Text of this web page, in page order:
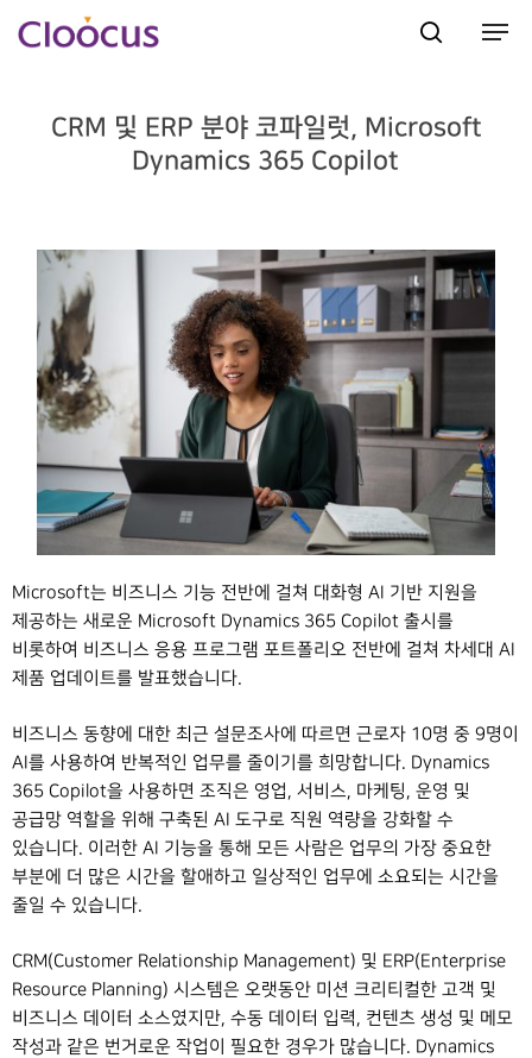
Hit enter to search or ESC to close
CRM 및 ERP 분야 코파일럿, Microsoft
Dynamics 365 Copilot
Microsoft는 비즈니스 기능 전반에 걸쳐 대화형 AI 기반 지원을
제공하는 새로운 Microsoft Dynamics 365 Copilot 출시를
비롯하여 비즈니스 응용 프로그램 포트폴리오 전반에 걸쳐 차세대 AI
제품 업데이트를 발표했습니다.
비즈니스 동향에 대한 최근 설문조사에 따르면 근로자 10명 중 9명이
AI를 사용하여 반복적인 업무를 줄이기를 희망합니다. Dynamics
365 Copilot을 사용하면 조직은 영업, 서비스, 마케팅, 운영 및
공급망 역할을 위해 구축된 AI 도구로 직원 역량을 강화할 수
있습니다. 이러한 AI 기능을 통해 모든 사람은 업무의 가장 중요한
부분에 더 많은 시간을 할애하고 일상적인 업무에 소요되는 시간을
줄일 수 있습니다.
CRM(Customer Relationship Management) 및 ERP(Enterprise
Resource Planning) 시스템은 오랫동안 미션 크리티컬한 고객 및
비즈니스 데이터 소스였지만, 수동 데이터 입력, 컨텐츠 생성 및 메모
작성과 같은 번거로운 작업이 필요한 경우가 많습니다. Dynamics